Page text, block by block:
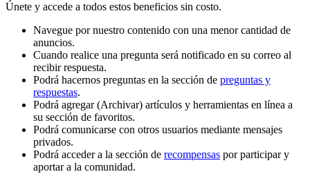
Únete y accede a todos estos beneficios sin costo.
Navegue por nuestro contenido con una menor cantidad de
anuncios.
Cuando realice una pregunta será notificado en su correo al
recibir respuesta.
Podrá hacernos preguntas en la sección de preguntas y
respuestas.
Podrá agregar (Archivar) artículos y herramientas en línea a
su sección de favoritos.
Podrá comunicarse con otros usuarios mediante mensajes
privados.
Podrá acceder a la sección de recompensas por participar y
aportar a la comunidad.